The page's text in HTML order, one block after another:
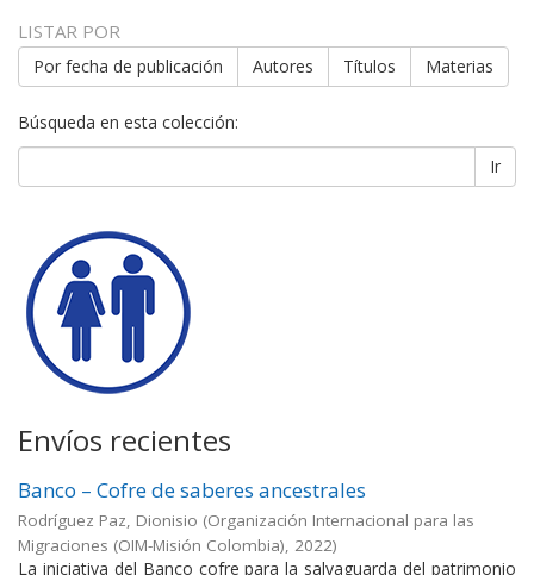
LISTAR POR
Por fecha de publicación Autores Títulos Materias
Búsqueda en esta colección:
Ir
Envíos recientes
Banco – Cofre de saberes ancestrales
Rodríguez Paz, Dionisio (Organización Internacional para las
Migraciones (OIM-Misión Colombia), 2022)
La iniciativa del Banco cofre para la salvaguarda del patrimonio